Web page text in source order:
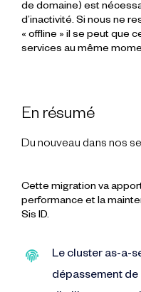
de domaine) est
d’inactivité. Si nous ne
« offline » il se peut que
services au même
En résumé
Du nouveau dans nos
Cette migration va
performance et la
Sis ID.
Le cluster as-a-
dépassement de